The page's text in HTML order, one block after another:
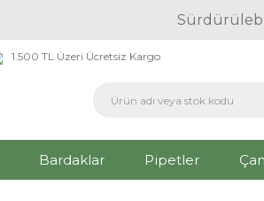
1.500 TL Üzeri Ücretsiz Kargo
Bardaklar Pipetler